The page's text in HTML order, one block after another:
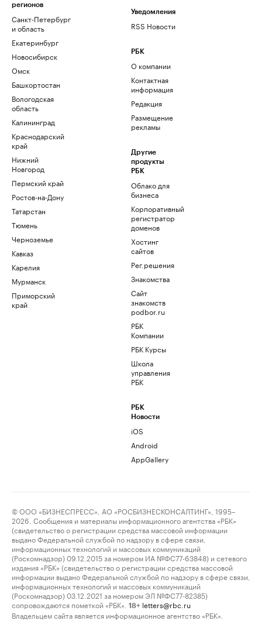
регионов
Санкт-Петербург
и область
Екатеринбург
Новосибирск
Омск
Башкортостан
Вологодская
область
Калининград
Краснодарский
край
Нижний
Новгород
Пермский край
Ростов-на-Дону
Татарстан
Тюмень
Черноземье
Кавказ
Карелия
Мурманск
Приморский
край
Уведомления
RSS Новости
РБК
О компании
Контактная
информация
Редакция
Размещение
рекламы
Другие
продукты
РБК
Облако для
бизнеса
Корпоративный
регистратор
доменов
Хостинг
сайтов
Рег.решения
Знакомства
Сайт
знакомств
podbor.ru
РБК
Компании
РБК Курсы
Школа
управления
РБК
РБК
Новости
iOS
Android
AppGallery
© ООО «БИЗНЕСПРЕСС», АО «РОСБИЗНЕСКОНСАЛТИНГ», 1995–
2026. Сообщения и материалы информационного агентства «РБК»
(свидетельство о регистрации средства массовой информации
выдано Федеральной службой по надзору в сфере связи,
информационных технологий и массовых коммуникаций
(Роскомнадзор) 09.12.2015 за номером ИА №ФС77-63848) и сетевого
издания «РБК» (свидетельство о регистрации средства массовой
информации выдано Федеральной службой по надзору в сфере связи,
информационных технологий и массовых коммуникаций
(Роскомнадзор) 03.12.2021 за номером ЭЛ №ФС77-82385)
сопровождаются пометкой «РБК».
18+ letters@rbc.ru
Владельцем сайта является информационное агентство «РБК».